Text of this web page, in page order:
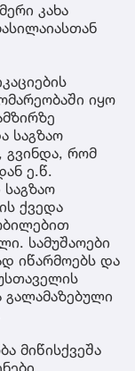
კახა
იყო
საგზაო
გვინდა, რომ
ე.წ.
ქვედა
სამუშაოები
იწარმოებს და
მიწისქვეშა